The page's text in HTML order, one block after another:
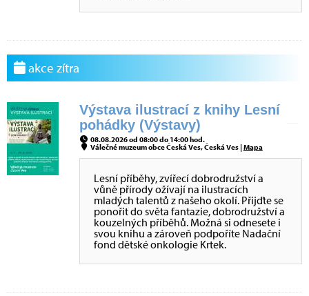
akce zítra
Výstava ilustrací z knihy Lesní
pohádky (Výstavy)
08.08.2026 od 08:00 do 14:00 hod.
Válečné muzeum obce Česká Ves, Česká Ves |Mapa
Lesní příběhy, zvířecí dobrodružství a
vůně přírody ožívají na ilustracích
mladých talentů z našeho okolí. Přijďte se
ponořit do světa fantazie, dobrodružství a
kouzelných příběhů. Možná si odnesete i
svou knihu a zároveň podpoříte Nadační
fond dětské onkologie Krtek.